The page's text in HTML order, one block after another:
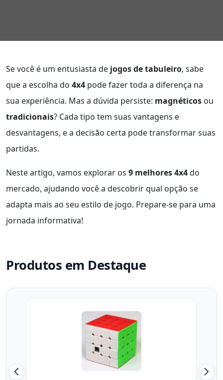
Se você é um entusiasta de jogos de tabuleiro, sabe
que a escolha do 4x4 pode fazer toda a diferença na
sua experiência. Mas a dúvida persiste: magnéticos ou
tradicionais? Cada tipo tem suas vantagens e
desvantagens, e a decisão certa pode transformar suas
partidas.
Neste artigo, vamos explorar os 9 melhores 4x4do
mercado, ajudando você a descobrir qual opção se
adapta mais ao seu estilo de jogo. Prepare-se para uma
jornada informativa!
Produtos em Destaque